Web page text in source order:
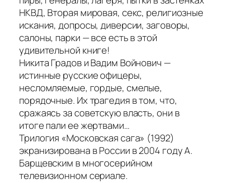
НКВД, Вторая мировая, секс, религиозные
искания, допросы, диверсии, заговоры,
салоны, парки — все есть в этой
удивительной книге!
Никита Градов и Вадим Войнович —
истинные русские офицеры,
несломляемые, гордые, смелые,
порядочные. Их трагедия в том, что,
сражаясь за советскую власть, они в
итоге пали ее жертвами…
Трилогия «Московская сага» (1992)
экранизирована в России в 2004 году А.
Барщевским в многосерийном
телевизионном сериале.